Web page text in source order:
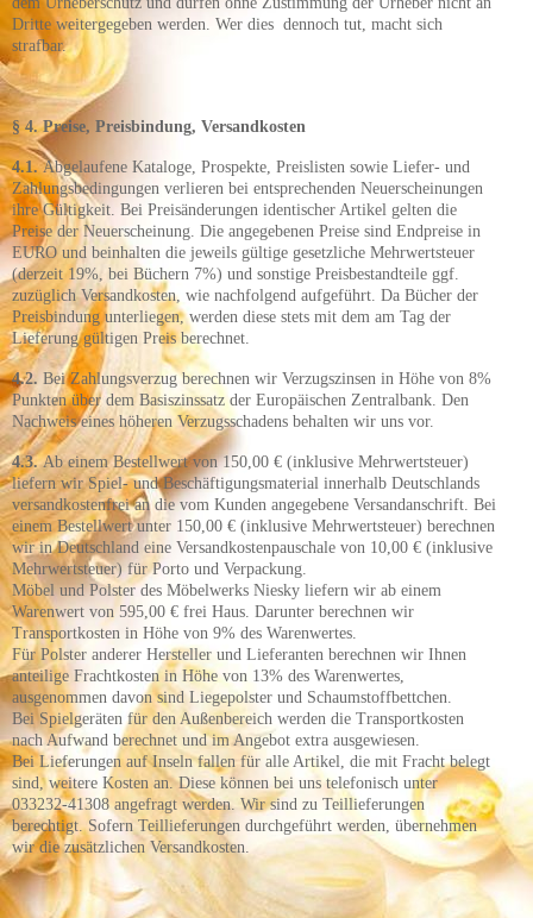
Dritte weitergegeben werden. Wer dies dennoch tut, macht sich
strafbar.
§ 4. Preise, Preisbindung, Versandkosten
4.1.Abgelaufene Kataloge, Prospekte, Preislisten sowie Liefer- und
Zahlungsbedingungen verlieren bei entsprechenden Neuerscheinungen
ihre Gültigkeit. Bei Preisänderungen identischer Artikel gelten die
Preise der Neuerscheinung. Die angegebenen Preise sind Endpreise in
EURO und beinhalten die jeweils gültige gesetzliche Mehrwertsteuer
(derzeit 19%, bei Büchern 7%) und sonstige Preisbestandteile ggf.
zuzüglich Versandkosten, wie nachfolgend aufgeführt. Da Bücher der
Preisbindung unterliegen, werden diese stets mit dem am Tag der
Lieferung gültigen Preis berechnet.
4.2. Bei Zahlungsverzug berechnen wir Verzugszinsen in Höhe von 8%
Punkten über dem Basiszinssatz der Europäischen Zentralbank. Den
Nachweis eines höheren Verzugsschadens behalten wir uns vor.
4.3.Ab einem Bestellwert von 150,00 € (inklusive Mehrwertsteuer)
liefern wir Spiel- und Beschäftigungsmaterial innerhalb Deutschlands
versandkostenfrei an die vom Kunden angegebene Versandanschrift. Bei
einem Bestellwert unter 150,00 € (inklusive Mehrwertsteuer) berechnen
wir in Deutschland eine Versandkostenpauschale von 10,00 € (inklusive
Mehrwertsteuer) für Porto und Verpackung.
Möbel und Polster des Möbelwerks Niesky liefern wir ab einem
Warenwert von 595,00 € frei Haus. Darunter berechnen wir
Transportkosten in Höhe von 9% des Warenwertes.
Für Polster anderer Hersteller und Lieferanten berechnen wir Ihnen
anteilige Frachtkosten in Höhe von 13% des Warenwertes,
ausgenommen davon sind Liegepolster und Schaumstoffbettchen.
Bei Spielgeräten für den Außenbereich werden die Transportkosten
nach Aufwand berechnet und im Angebot extra ausgewiesen.
Bei Lieferungen auf Inseln fallen für alle Artikel, die mit Fracht belegt
sind, weitere Kosten an. Diese können bei uns telefonisch unter
033232-41308 angefragt werden. Wir sind zu Teillieferungen
berechtigt. Sofern Teillieferungen durchgeführt werden, übernehmen
wir die zusätzlichen Versandkosten.